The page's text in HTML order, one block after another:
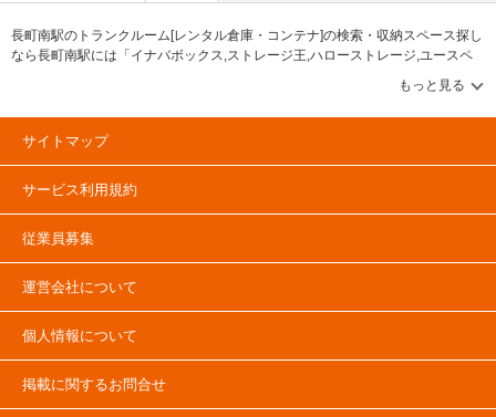
長町南駅のトランクルーム[レンタル倉庫・コンテナ]の検索・収納スペース探し
なら長町南駅には「イナバボックス,ストレージ王,ハローストレージ,ユースペ
金[賃料]・セキュリティ・空調完備・24時間出し入れ可能などの希望条件で絞込
み！豊富な物件数から様々な方法でご希望の収納スペースを簡単に探せるトラ
ンクルーム情報サイトです。長町南で気になるトランクルームを見つけたら、
サイトマップ
サービス利用規約
従業員募集
運営会社について
個人情報について
掲載に関するお問合せ